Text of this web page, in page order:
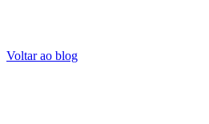
Voltar ao blog